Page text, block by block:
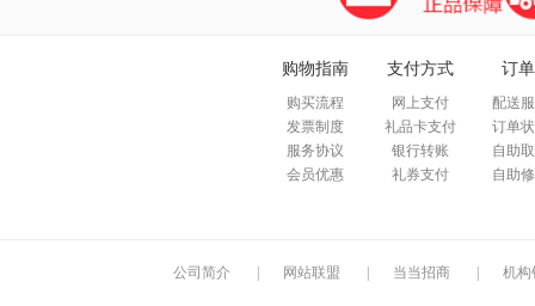
购物指南
购买流程
发票制度
服务协议
会员优惠
支付方式
网上支付
礼品卡支付
银行转账
礼券支付
订
配送
订单
自助
自助
公司简介 网站联盟 当当招商 机构